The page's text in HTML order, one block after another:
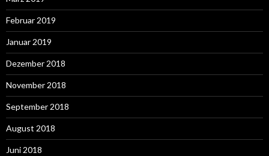
Februar 2019
Januar 2019
Dezember 2018
November 2018
September 2018
August 2018
Juni 2018